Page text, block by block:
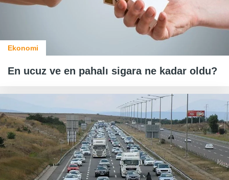
Ekonomi
En ucuz ve en pahalı sigara ne kadar oldu?